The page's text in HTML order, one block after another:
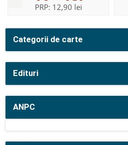
Categorii de carte
Edituri
ANPC
PRP: 12,90 lei